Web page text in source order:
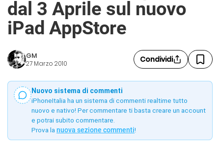
dal 3 Aprile sul nuovo
iPad AppStore
GM
27 Marzo 2010 Condividi
Nuovo sistema di commenti
iPhoneItalia ha un sistema di commenti realtime tutto
nuovo e nativo! Per commentare ti basta creare un account
e potrai subito commentare.
Prova la nuova sezione commenti!